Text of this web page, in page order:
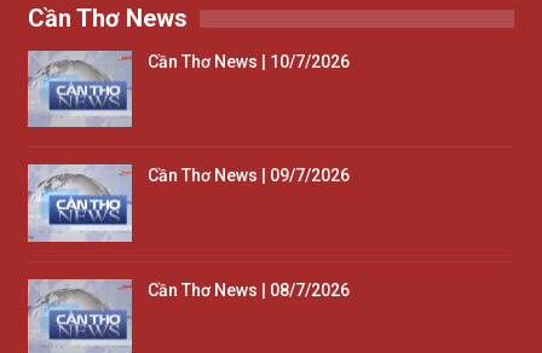
Cần Thơ News
Cần Thơ News | 10/7/2026
Cần Thơ News | 09/7/2026
Cần Thơ News | 08/7/2026